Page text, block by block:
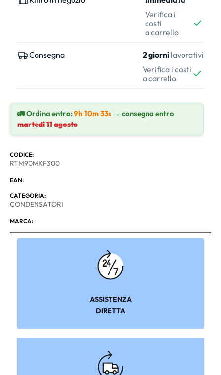
Verifica i
costi
a carrello
Consegna 2 giorni lavorativi
Verifica i costi
a carrello
🚛 Ordina entro:9h 10m 32s → consegna entro
martedì 11 agosto
CODICE:
RTM90MKF300
EAN:
CATEGORIA:
CONDENSATORI
MARCA:
ASSISTENZA
DIRETTA